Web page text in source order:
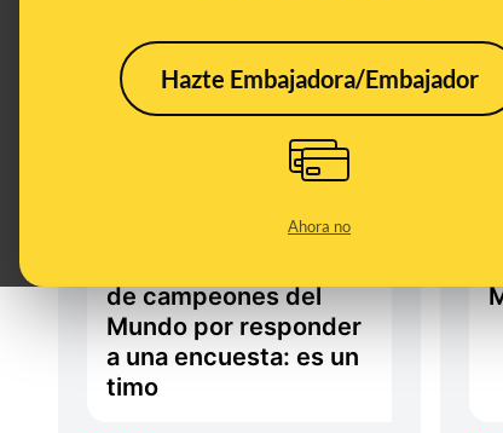
Hazte Embajadora/Embajador
Ahora no
No, Adidas no está
selección española
de campeones del
Mundo por responder
a una encuesta: es un
timo